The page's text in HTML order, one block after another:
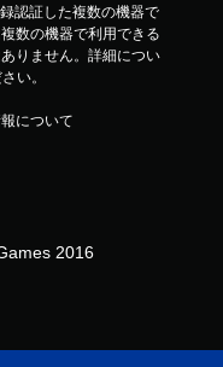
認証した複数の機器で
数の機器で利用できる
りません。詳細につい
い。
について
2016